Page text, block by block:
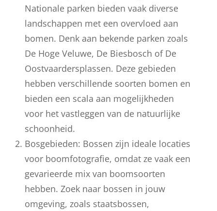
Nationale parken bieden vaak diverse
landschappen met een overvloed aan
bomen. Denk aan bekende parken zoals
De Hoge Veluwe, De Biesbosch of De
Oostvaardersplassen. Deze gebieden
hebben verschillende soorten bomen en
bieden een scala aan mogelijkheden
voor het vastleggen van de natuurlijke
schoonheid.
Bosgebieden: Bossen zijn ideale locaties
voor boomfotografie, omdat ze vaak een
gevarieerde mix van boomsoorten
hebben. Zoek naar bossen in jouw
omgeving, zoals staatsbossen,